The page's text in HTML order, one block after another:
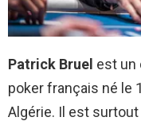
Patrick Bruel est un
poker français né le
Algérie. Il est